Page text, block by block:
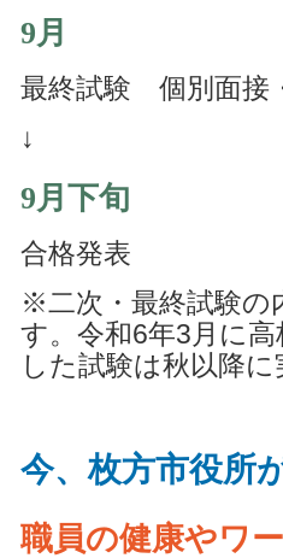
9月
最終試験 個別面接
↓
9月下旬
合格発表
※二次・最終試験の
す。令和6年3月に
した試験は秋以降
今、枚方市役所
職員の健康やワ